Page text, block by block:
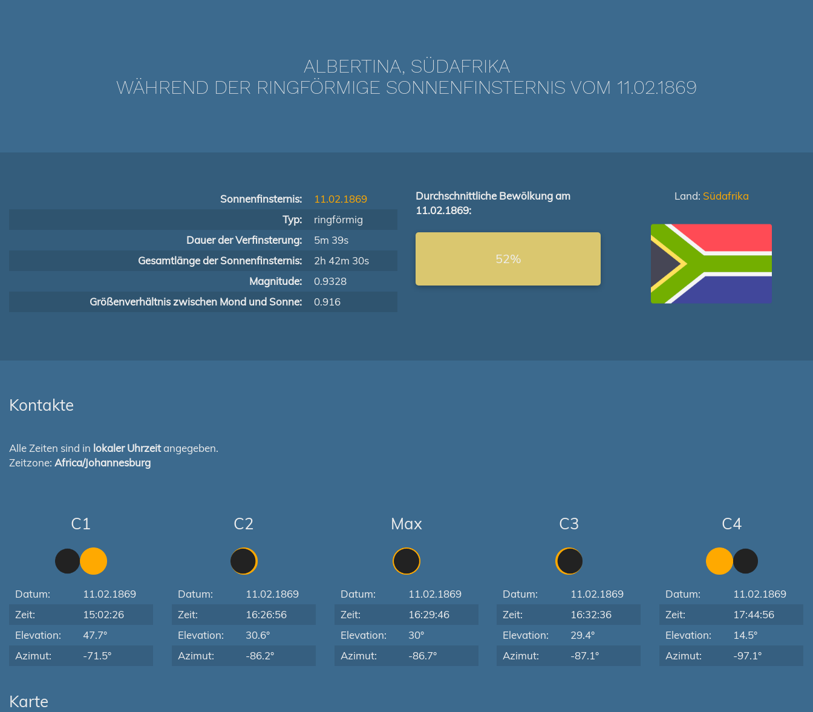
ALBERTINA, SÜDAFRIKA
WÄHREND DER RINGFÖRMIGE SONNENFINSTERNIS VOM 11.02.1869
Sonnenfinsternis:
11.02.1869
Typ:
ringförmig
Dauer der Verfinsterung:
5m 39s
Gesamtlänge der Sonnenfinsternis:
2h 42m 30s
Magnitude:
0.9328
Größenverhältnis zwischen Mond und Sonne:
0.916
Durchschnittliche Bewölkung am
11.02.1869:
52%
Land: Südafrika
Kontakte
Alle Zeiten sind in lokaler Uhrzeitangegeben.
Zeitzone: Africa/Johannesburg
C1
Datum:
11.02.1869
Zeit:
15:02:26
Elevation:
47.7°
Azimut:
-71.5°
C2
Datum:
11.02.1869
Zeit:
16:26:56
Elevation:
30.6°
Azimut:
-86.2°
Max
Datum:
11.02.1869
Zeit:
16:29:46
Elevation:
30°
Azimut:
-86.7°
C3
Datum:
11.02.1869
Zeit:
16:32:36
Elevation:
29.4°
Azimut:
-87.1°
C4
Datum:
11.02.1869
Zeit:
17:44:56
Elevation:
14.5°
Azimut:
-97.1°
Karte